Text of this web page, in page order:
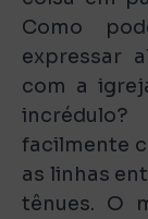
Como
expressar
com a
incrédulo?
facilmente
as linhas
tênues. O